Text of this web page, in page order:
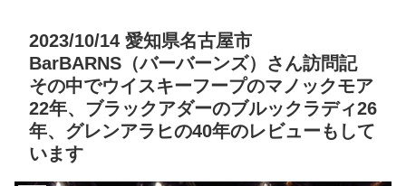
2023/10/14 愛知県名古屋市
BarBARNS（バーバーンズ）さん訪問記
その中でウイスキーフープのマノックモア
22年、ブラックアダーのブルックラディ26
年、グレンアラヒの40年のレビューもして
います